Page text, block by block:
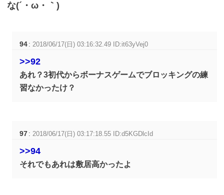
な(´・ω・｀)
94 :2018/06/17(日) 03:16:32.49 ID:it63yVej0
>>92
あれ？3初代からボーナスゲームでブロッキングの練
習なかったけ？
97 :2018/06/17(日) 03:17:18.55 ID:d5KGDlcId
>>94
それでもあれは敷居高かったよ